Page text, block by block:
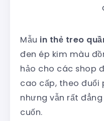
Mẫu in thẻ treo
đen ép kim màu
hảo cho các shop
cao cấp, theo đuổi
nhưng vẫn rất
cuốn.